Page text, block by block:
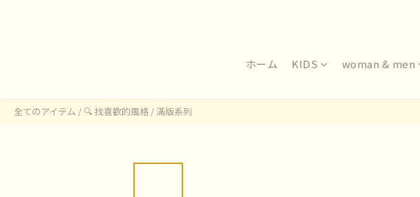
ホーム KIDS woman & men
全てのアイテム / 🔍 找喜歡的風格 / 滿版系列